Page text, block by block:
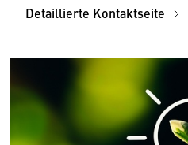
Detaillierte Kontaktseite